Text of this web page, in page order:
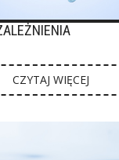
CZYTAJ WIĘCEJ